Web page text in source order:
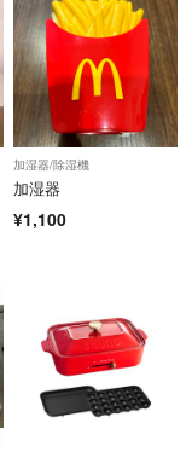
加湿器/除湿機
加湿器
¥1,100